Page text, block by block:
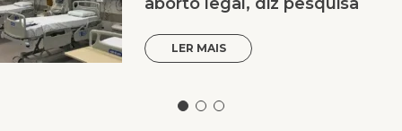
LER MAIS